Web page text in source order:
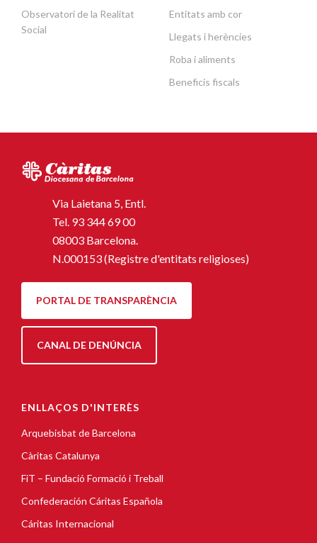
Observatori de la Realitat
Social
Entitats amb cor
Llegats i herències
Roba i aliments
Beneficis fiscals
Via Laietana 5, Entl.
Tel. 93 344 69 00
08003 Barcelona.
N.000153 (Registre d'entitats religioses)
PORTAL DE TRANSPARÈNCIA
CANAL DE DENÚNCIA
ENLLAÇOS D'INTERÈS
Arquebisbat de Barcelona
Càritas Catalunya
FiT – Fundació Formació i Treball
Confederación Cáritas Española
Cáritas Internacional